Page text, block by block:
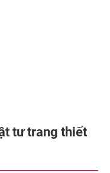
tư trang thiết